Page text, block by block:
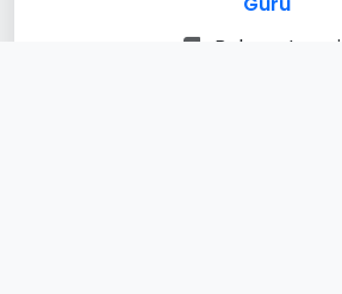
Bahasa Inggris